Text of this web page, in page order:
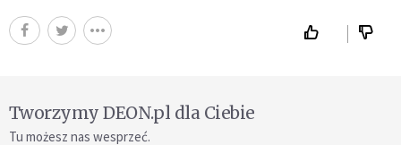
Tworzymy DEON.pl dla Ciebie
Tu możesz nas wesprzeć.